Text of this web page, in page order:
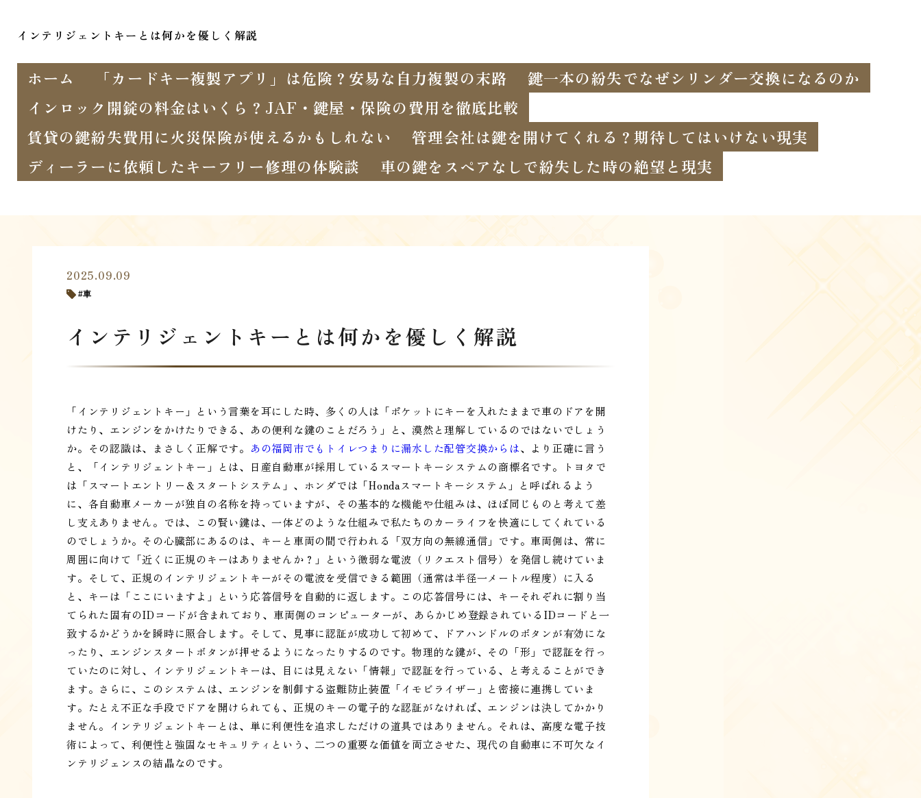
インテリジェントキーとは何かを優しく解説
ホーム 「カードキー複製アプリ」は危険？安易な自力複製の末路
鍵一本の紛失でなぜシリンダー交換になるのか
インロック開錠の料金はいくら？JAF・鍵屋・保険の費用を徹底比較
賃貸の鍵紛失費用に火災保険が使えるかもしれない
管理会社は鍵を開けてくれる？期待してはいけない現実
ディーラーに依頼したキーフリー修理の体験談
車の鍵をスペアなしで紛失した時の絶望と現実
2025.09.09
車
インテリジェントキーとは何かを優しく解説
「インテリジェントキー」という言葉を耳にした時、多くの人は「ポケットにキーを入れたままで車のドアを開
けたり、エンジンをかけたりできる、あの便利な鍵のことだろう」と、漠然と理解しているのではないでしょう
か。その認識は、まさしく正解です。 あの福岡市でもトイレつまりに漏水した配管交換からは、より正確に言う
と、「インテリジェントキー」とは、日産自動車が採用しているスマートキーシステムの商標名です。トヨタで
は「スマートエントリー＆スタートシステム」、ホンダでは「Hondaスマートキーシステム」と呼ばれるよう
に、各自動車メーカーが独自の名称を持っていますが、その基本的な機能や仕組みは、ほぼ同じものと考えて差
し支えありません。では、この賢い鍵は、一体どのような仕組みで私たちのカーライフを快適にしてくれている
のでしょうか。その心臓部にあるのは、キーと車両の間で行われる「双方向の無線通信」です。車両側は、常に
周囲に向けて「近くに正規のキーはありませんか？」という微弱な電波（リクエスト信号）を発信し続けていま
す。そして、正規のインテリジェントキーがその電波を受信できる範囲（通常は半径一メートル程度）に入る
と、キーは「ここにいますよ」という応答信号を自動的に返します。この応答信号には、キーそれぞれに割り当
てられた固有のIDコードが含まれており、車両側のコンピューターが、あらかじめ登録されているIDコードと一
致するかどうかを瞬時に照合します。そして、見事に認証が成功して初めて、ドアハンドルのボタンが有効にな
ったり、エンジンスタートボタンが押せるようになったりするのです。物理的な鍵が、その「形」で認証を行っ
ていたのに対し、インテリジェントキーは、目には見えない「情報」で認証を行っている、と考えることができ
ます。さらに、このシステムは、エンジンを制御する盗難防止装置「イモビライザー」と密接に連携していま
す。たとえ不正な手段でドアを開けられても、正規のキーの電子的な認証がなければ、エンジンは決してかかり
ません。インテリジェントキーとは、単に利便性を追求しただけの道具ではありません。それは、高度な電子技
術によって、利便性と強固なセキュリティという、二つの重要な価値を両立させた、現代の自動車に不可欠なイ
ンテリジェンスの結晶なのです。